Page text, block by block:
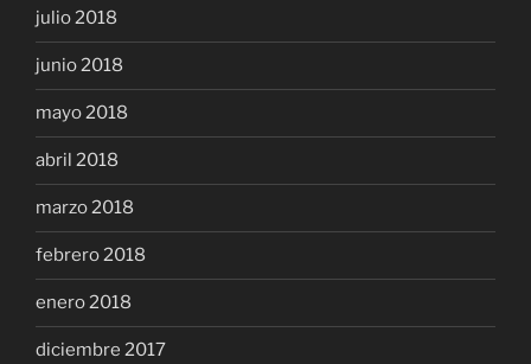
julio 2018
junio 2018
mayo 2018
abril 2018
marzo 2018
febrero 2018
enero 2018
diciembre 2017